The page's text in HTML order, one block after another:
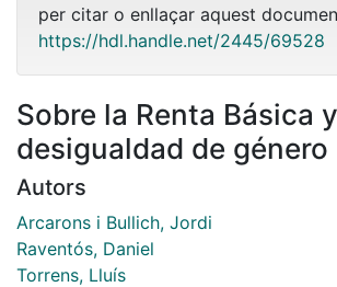
per citar o enllaçar aquest
https://hdl.handle.net/2445/69528
Sobre la Renta Básica
desigualdad de género
Autors
Arcarons i Bullich, Jordi
Raventós, Daniel
Torrens, Lluís